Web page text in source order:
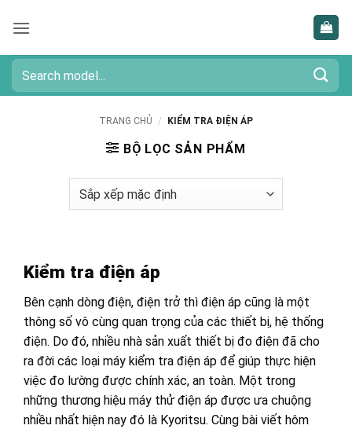
qua
dung
Tìm
kiếm:
TRANG CHỦ / KIỂM TRA ĐIỆN ÁP
BỘ LỌC SẢN PHẨM
Kiểm tra điện áp
Bên cạnh dòng điện, điện trở thì điện áp cũng là một
thông số vô cùng quan trọng của các thiết bị, hệ thống
điện. Do đó, nhiều nhà sản xuất thiết bị đo điện đã cho
ra đời các loại máy kiểm tra điện áp để giúp thực hiện
việc đo lường được chính xác, an toàn. Một trong
những thương hiệu máy thử điện áp được ưa chuộng
nhiều nhất hiện nay đó là Kyoritsu. Cùng bài viết hôm